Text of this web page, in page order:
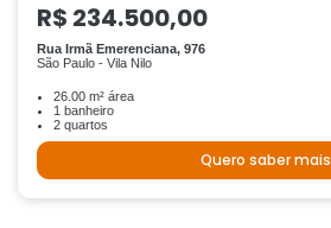
R$ 234.500,00
Rua Irmã Emerenciana, 976
São Paulo - Vila Nilo
26.00 m² área
1 banheiro
2 quartos
Quero saber mais